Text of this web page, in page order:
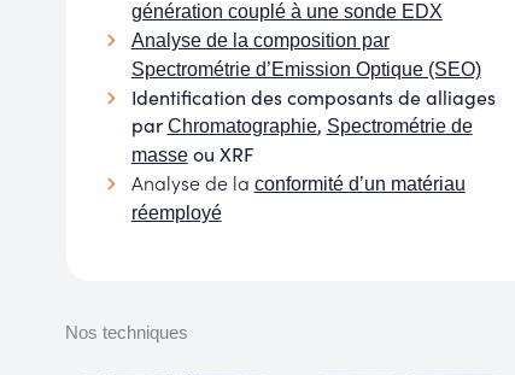
génération couplé à une sonde EDX
Analyse de la composition par
Spectrométrie d’Emission Optique (SEO)
Identification des composants de alliages
par Chromatographie, Spectrométrie de
masseou XRF
Analyse de la conformité d’un matériau
réemployé
Nos techniques